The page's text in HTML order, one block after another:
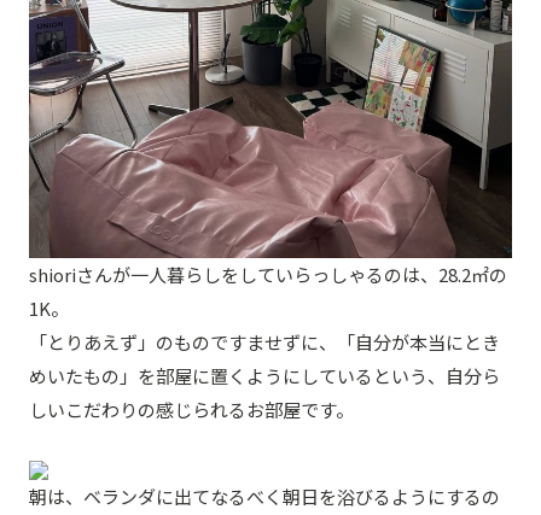
shioriさんが一人暮らしをしていらっしゃるのは、28.2㎡の
1K。
「とりあえず」のものですませずに、「自分が本当にとき
めいたもの」を部屋に置くようにしているという、自分ら
しいこだわりの感じられるお部屋です。
朝は、ベランダに出てなるべく朝日を浴びるようにするの